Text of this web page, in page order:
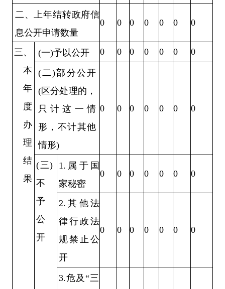
二、上年结转政府信
息公开申请数量
0 0 0 0 0 0 0
三、
本
年
度
办
理
结
果
(一)予以公开 0 0 0 0 0 0 0
(二)部分公开
(区分处理的，
只计这一情
形， 不计其他
情形)
0 0 0 0 0 0 0
(三)
不
予
公
开
1.属于国
家秘密
0 0 0 0 0 0 0
2.其他法
律行政法
规禁止公
开
0 0 0 0 0 0 0
3.危及“三